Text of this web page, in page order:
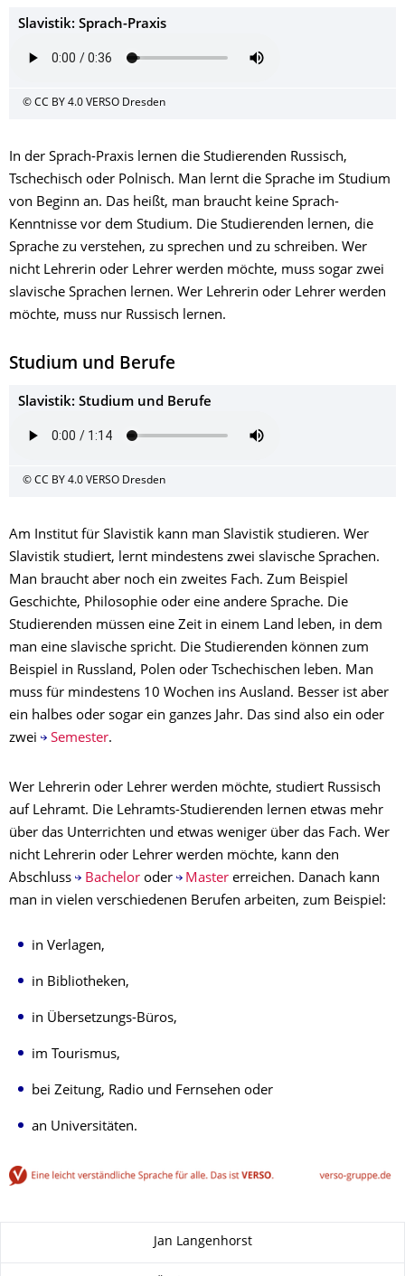
Slavistik: Sprach-Praxis
© CC BY 4.0 VERSO Dresden
In der Sprach-Praxis lernen die Studierenden Russisch,
Tschechisch oder Polnisch. Man lernt die Sprache im Studium
von Beginn an. Das heißt, man braucht keine Sprach-
Kenntnisse vor dem Studium. Die Studierenden lernen, die
Sprache zu verstehen, zu sprechen und zu schreiben. Wer
nicht Lehrerin oder Lehrer werden möchte, muss sogar zwei
slavische Sprachen lernen. Wer Lehrerin oder Lehrer werden
möchte, muss nur Russisch lernen.
Studium und Berufe
Slavistik: Studium und Berufe
© CC BY 4.0 VERSO Dresden
Am Institut für Slavistik kann man Slavistik studieren. Wer
Slavistik studiert, lernt mindestens zwei slavische Sprachen.
Man braucht aber noch ein zweites Fach. Zum Beispiel
Geschichte, Philosophie oder eine andere Sprache. Die
Studierenden müssen eine Zeit in einem Land leben, in dem
man eine slavische spricht. Die Studierenden können zum
Beispiel in Russland, Polen oder Tschechischen leben. Man
muss für mindestens 10 Wochen ins Ausland. Besser ist aber
ein halbes oder sogar ein ganzes Jahr. Das sind also ein oder
zwei
Semester.
Wer Lehrerin oder Lehrer werden möchte, studiert Russisch
auf Lehramt. Die Lehramts-Studierenden lernen etwas mehr
über das Unterrichten und etwas weniger über das Fach. Wer
nicht Lehrerin oder Lehrer werden möchte, kann den
Abschluss
Bacheloroder Master erreichen. Danach kann
man in vielen verschiedenen Berufen arbeiten, zum Beispiel:
in Verlagen,
in Bibliotheken,
in Übersetzungs-Büros,
im Tourismus,
bei Zeitung, Radio und Fernsehen oder
an Universitäten.
Jan Langenhorst